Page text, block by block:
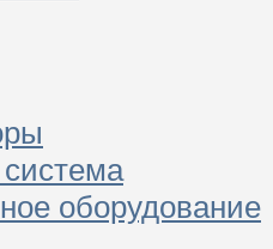
оборудование